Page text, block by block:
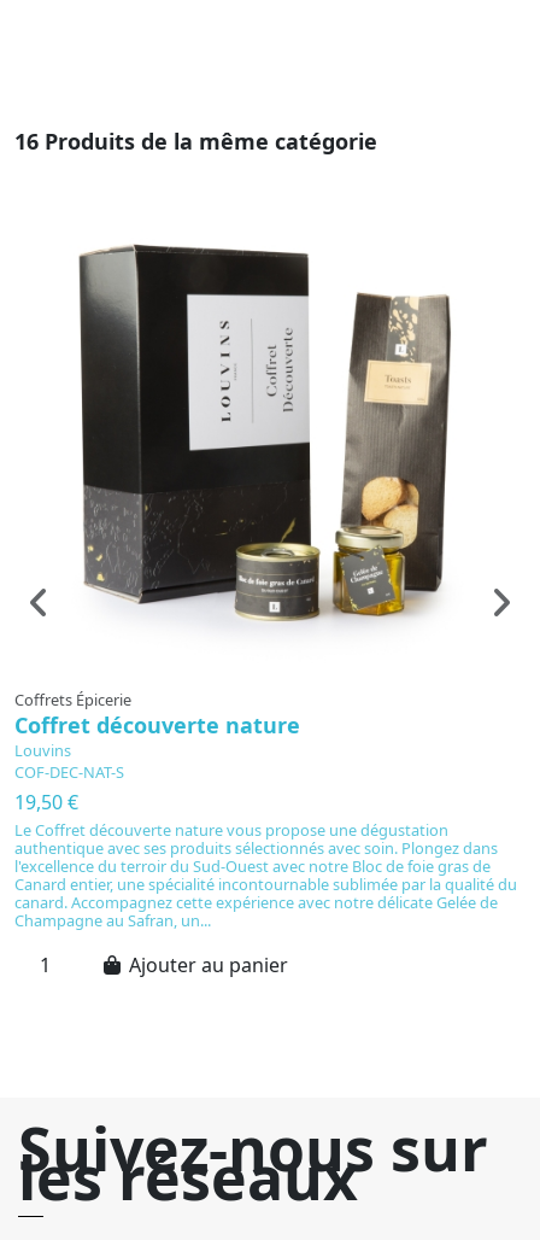
16 Produits de la même catégorie
Coffrets Épicerie
Coffret découverte nature
Louvins
COF-DEC-NAT-S
19,50 €
Le Coffret découverte nature vous propose une dégustation
authentique avec ses produits sélectionnés avec soin. Plongez dans
l'excellence du terroir du Sud-Ouest avec notre Bloc de foie gras de
Canard entier, une spécialité incontournable sublimée par la qualité du
canard. Accompagnez cette expérience avec notre délicate Gelée de
Champagne au Safran, un...
Ajouter au panier
Suivez-nous sur
les réseaux